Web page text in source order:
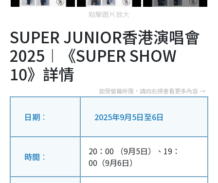
點擊圖片放大
SUPER JUNIOR香港演唱會
2025︱《SUPER SHOW
10》詳情
日期︰ 2025年9月5日至6日
時間︰ 20：00
（9月5日）、19：
00（9月6日）